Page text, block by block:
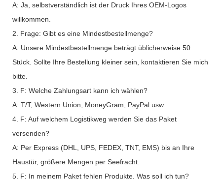
A: Ja, selbstverständlich ist der Druck Ihres OEM-Logos
willkommen.
2. Frage: Gibt es eine Mindestbestellmenge?
A: Unsere Mindestbestellmenge beträgt üblicherweise 50
Stück. Sollte Ihre Bestellung kleiner sein, kontaktieren Sie mich
bitte.
3. F: Welche Zahlungsart kann ich wählen?
A: T/T, Western Union, MoneyGram, PayPal usw.
4. F: Auf welchem ​​Logistikweg werden Sie das Paket
versenden?
A: Per Express (DHL, UPS, FEDEX, TNT, EMS) bis an Ihre
Haustür, größere Mengen per Seefracht.
5. F: In meinem Paket fehlen Produkte. Was soll ich tun?